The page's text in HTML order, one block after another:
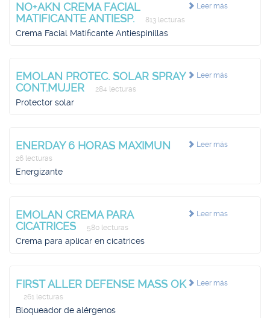
Leer más
NO+AKN CREMA FACIAL
MATIFICANTE ANTIESP.
813 lecturas
Crema Facial Matificante Antiespinillas
Leer más
EMOLAN PROTEC. SOLAR SPRAY
CONT.MUJER
284 lecturas
Protector solar
Leer más
ENERDAY 6 HORAS MAXIMUN
26 lecturas
Energizante
Leer más
EMOLAN CREMA PARA
CICATRICES
580 lecturas
Crema para aplicar en cicatrices
Leer más
FIRST ALLER DEFENSE MASS OK
261 lecturas
Bloqueador de alérgenos